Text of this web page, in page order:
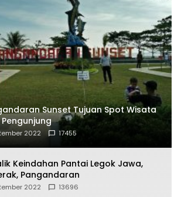
Sunset Tujuan Spot Wisata
2022 17455
Keindahan Pantai Legok Jawa,
Pangandaran
2022 13696